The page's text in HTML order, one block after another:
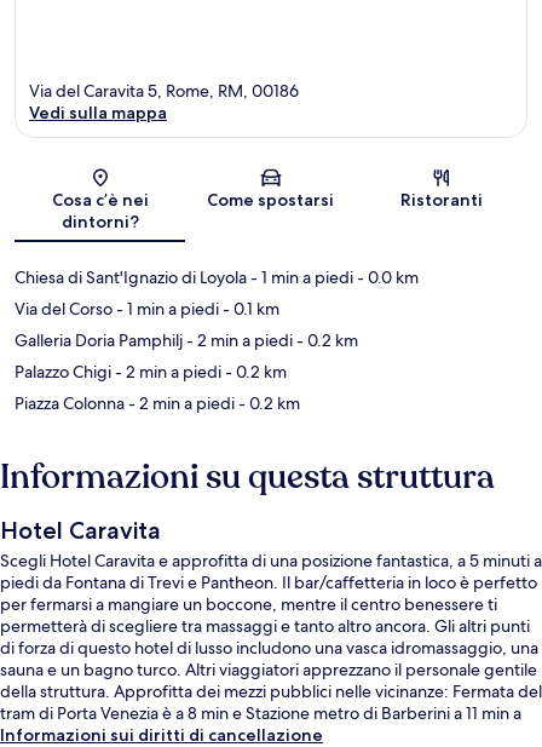
Mappa
Via del Caravita 5, Rome, RM, 00186
Vedi sulla mappa
Cosa c’è nei
dintorni?
Come spostarsi Ristoranti
Chiesa di Sant'Ignazio di Loyola- 1 min a piedi- 0.0 km
Via del Corso- 1 min a piedi- 0.1 km
Galleria Doria Pamphilj- 2 min a piedi- 0.2 km
Palazzo Chigi- 2 min a piedi- 0.2 km
Piazza Colonna- 2 min a piedi- 0.2 km
Informazioni su questa struttura
Hotel Caravita
Scegli Hotel Caravita e approfitta di una posizione fantastica, a 5 minuti a
piedi da Fontana di Trevi e Pantheon. Il bar/caffetteria in loco è perfetto
per fermarsi a mangiare un boccone, mentre il centro benessere ti
permetterà di scegliere tra massaggi e tanto altro ancora. Gli altri punti
di forza di questo hotel di lusso includono una vasca idromassaggio, una
sauna e un bagno turco. Altri viaggiatori apprezzano il personale gentile
della struttura. Approfitta dei mezzi pubblici nelle vicinanze: Fermata del
tram di Porta Venezia è a 8 min e Stazione metro di Barberini a 11 min a
piedi.
Informazioni sui diritti di cancellazione